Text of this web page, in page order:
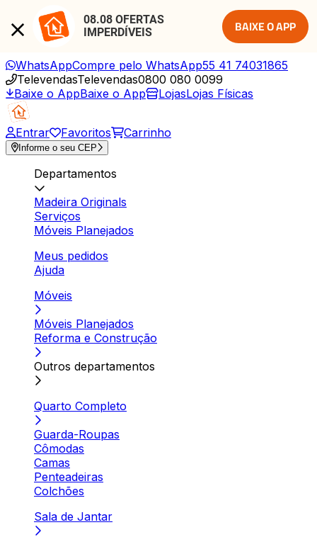
08.08 OFERTAS
IMPERDÍVEIS
BAIXE O APP
WhatsAppCompre pelo WhatsApp55 41 74031865
TelevendasTelevendas0800 080 0099
Baixe o AppBaixe o App LojasLojas Físicas
Entrar Favoritos Carrinho
Informe o seu CEP
Departamentos
Madeira Originals
Serviços
Móveis Planejados
Meus pedidos
Ajuda
Móveis
Móveis Planejados
Reforma e Construção
Outros departamentos
Quarto Completo
Guarda-Roupas
Cômodas
Camas
Penteadeiras
Colchões
Sala de Jantar